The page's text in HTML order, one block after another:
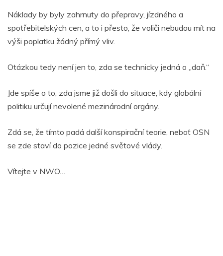
Náklady by byly zahrnuty do přepravy, jízdného a
spotřebitelských cen, a to i přesto, že voliči nebudou mít na
výši poplatku žádný přímý vliv.
Otázkou tedy není jen to, zda se technicky jedná o „daň.“
Jde spíše o to, zda jsme již došli do situace, kdy globální
politiku určují nevolené mezinárodní orgány.
Zdá se, že tímto padá další konspirační teorie, neboť OSN
se zde staví do pozice jedné světové vlády.
Vítejte v NWO…